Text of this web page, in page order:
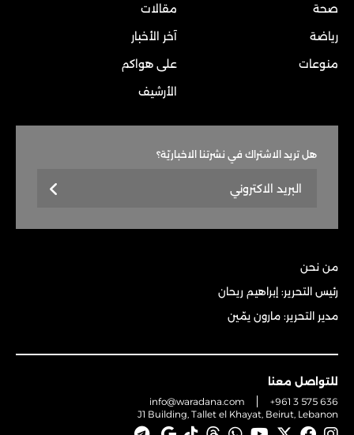
صحة
رياضة
منوعات
مقالات
آخر الأخبار
على هواكم
الأرشيف
هل تريد الاشتراك في نشرتنا الاخباريّة؟
من نحن
رئيس التحرير: إبراهيم ريحان
مدير التحرير: مارون يمّين
للتواصل معنا
info@waradana.com
+961 3 575 636
J1 Building, Tallet el Khayat, Beirut, Lebanon